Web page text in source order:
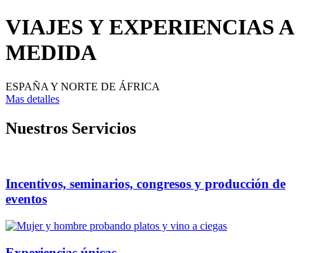
VIAJES Y EXPERIENCIAS A
MEDIDA
ESPAÑA Y NORTE DE ÁFRICA
Mas detalles
Nuestros Servicios
Incentivos, seminarios, congresos y producción de
eventos